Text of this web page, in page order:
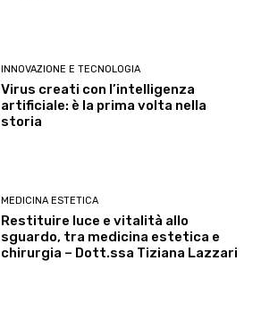
INNOVAZIONE E TECNOLOGIA
Virus creati con l’intelligenza
artificiale: è la prima volta nella
storia
MEDICINA ESTETICA
Restituire luce e vitalità allo
sguardo, tra medicina estetica e
chirurgia – Dott.ssa Tiziana Lazzari